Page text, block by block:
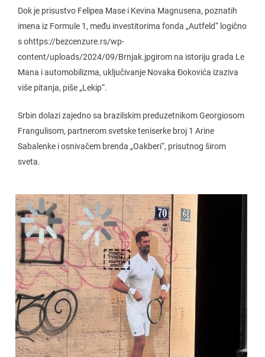
Dok je prisustvo Felipea Mase i Kevina Magnusena, poznatih
imena iz Formule 1, među investitorima fonda „Autfeld“ logično
s ohttps://bezcenzure.rs/wp-
content/uploads/2024/09/Brnjak.jpgirom na istoriju grada Le
Mana i automobilizma, uključivanje Novaka Đokovića izaziva
više pitanja, piše „Lekip“.
Srbin dolazi zajedno sa brazilskim preduzetnikom Georgiosom
Frangulisom, partnerom svetske teniserke broj 1 Arine
Sabalenke i osnivačem brenda „Oakberi“, prisutnog širom
sveta.